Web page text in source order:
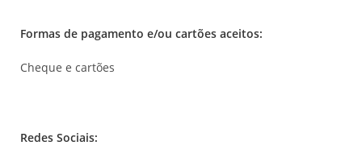
Formas de pagamento e/ou cartões aceitos:
Cheque e cartões
Redes Sociais: